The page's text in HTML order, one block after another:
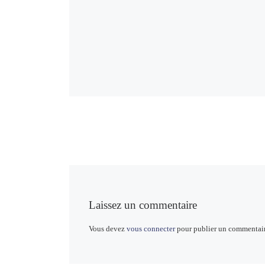
Laissez un commentaire
Vous devez vous connecterpour publier un